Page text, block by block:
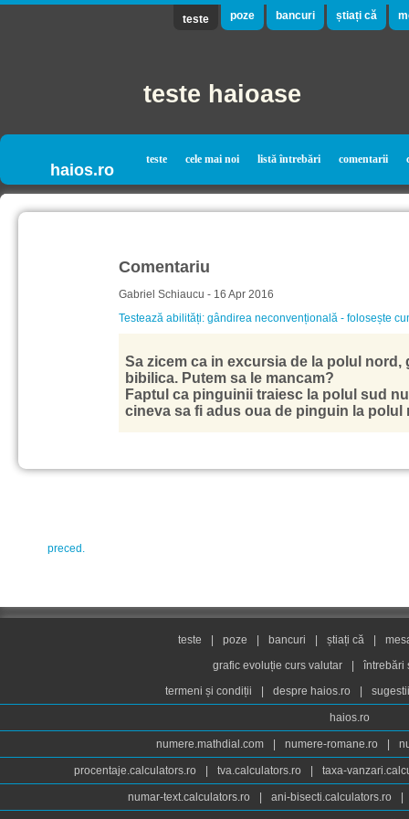
teste poze bancuri știați că
teste haioase
haios.ro
teste cele mai noi listă întrebări comentarii
Comentariu
Gabriel Schiaucu - 16 Apr 2016
Testează abilități: gândirea neconvențională - folosește
Sa zicem ca in excursia de la polul nord,
bibilica. Putem sa le mancam?
Faptul ca pinguinii traiesc la polul sud
cineva sa fi adus oua de pinguin la polul
preced.
teste poze bancuri știați că
grafic evoluție curs valutar
întrebări
termeni și condiții
despre haios.ro
haios.ro
numere.mathdial.com numere-romane.ro
procentaje.calculators.ro tva.calculators.ro taxa-
numar-text.calculators.ro ani-bisecti.calculators.ro